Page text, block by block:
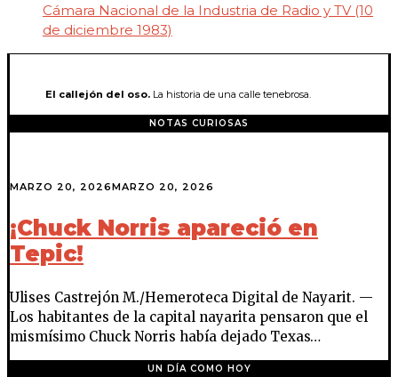
Cámara Nacional de la Industria de Radio y TV (10
de diciembre 1983)
El callejón del oso. La historia de una calle tenebrosa.
NOTAS CURIOSAS
MARZO 20, 2026MARZO 20, 2026
¡Chuck Norris apareció en
Tepic!
Ulises Castrejón M./Hemeroteca Digital de Nayarit. —
Los habitantes de la capital nayarita pensaron que el
mismísimo Chuck Norris había dejado Texas…
UN DÍA COMO HOY